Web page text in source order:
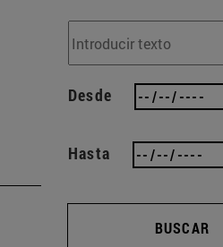
Desde
Hasta
BUSCAR